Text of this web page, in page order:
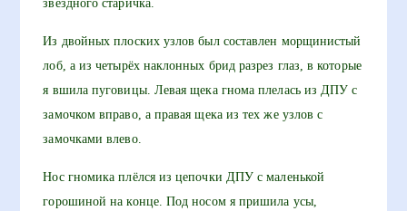
звёздного старичка.
Из двойных плоских узлов был составлен морщинистый
лоб, а из четырёх наклонных брид разрез глаз, в которые
я вшила пуговицы. Левая щека гнома плелась из ДПУ с
замочком вправо, а правая щека из тех же узлов с
замочками влево.
Нос гномика плёлся из цепочки ДПУ с маленькой
горошиной на конце. Под носом я пришила усы,